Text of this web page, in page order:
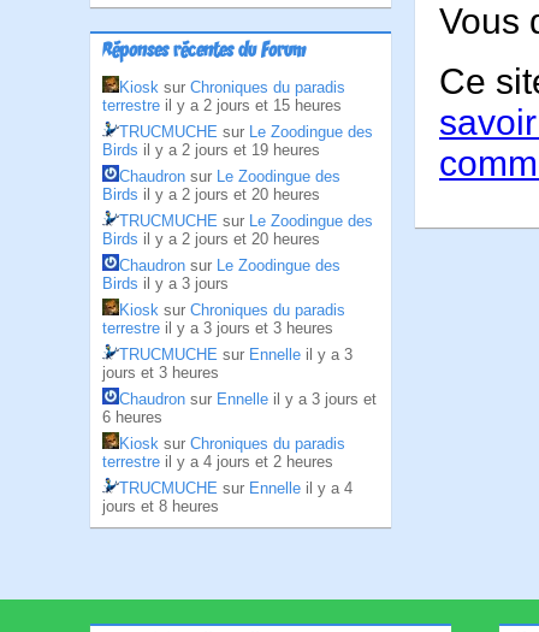
Réponses récentes du Forum
Kiosk sur Chroniques du paradis
terrestre il y a 2 jours et 15 heures
TRUCMUCHE sur Le Zoodingue des
Birds il y a 2 jours et 19 heures
Chaudron sur Le Zoodingue des
Birds il y a 2 jours et 20 heures
TRUCMUCHE sur Le Zoodingue des
Birds il y a 2 jours et 20 heures
Chaudron sur Le Zoodingue des
Birds il y a 3 jours
Kiosk sur Chroniques du paradis
terrestre il y a 3 jours et 3 heures
TRUCMUCHE sur Ennelle il y a 3
jours et 3 heures
Chaudron sur Ennelle il y a 3 jours et
6 heures
Kiosk sur Chroniques du paradis
terrestre il y a 4 jours et 2 heures
TRUCMUCHE sur Ennelle il y a 4
jours et 8 heures
Vous
Ce